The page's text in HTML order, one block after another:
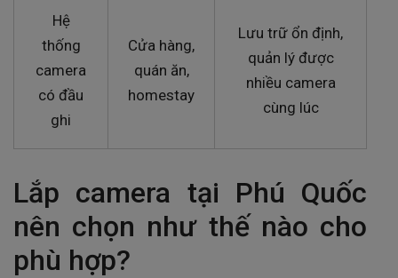
Hệ
thống
camera
có đầu
ghi
Cửa hàng,
quán ăn,
homestay
Lưu trữ ổn định,
quản lý được
nhiều camera
cùng lúc
Lắp camera tại Phú Quốc
nên chọn như thế nào cho
phù hợp?